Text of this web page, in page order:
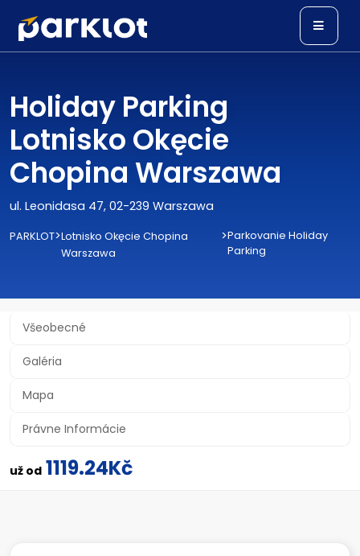
Holiday Parking
Lotnisko Okęcie
Chopina Warszawa
ul. Leonidasa 47, 02-239 Warszawa
PARKLOT>Lotnisko Okęcie Chopina
Warszawa
>Parkovanie Holiday
Parking
Všeobecné
Galéria
Mapa
Právne Informácie
už od 1119.24Kč